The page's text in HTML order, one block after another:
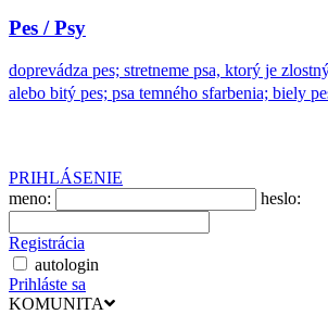
Pes / Psy
doprevádza pes; stretneme psa, ktorý je
alebo bitý pes; psa temného sfarbenia; biely
PRIHLÁSENIE
meno:
heslo:
Registrácia
autologin
Prihláste sa
KOMUNITA